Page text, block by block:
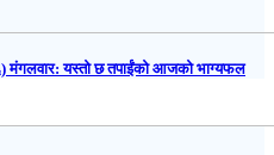
यस्तो छ तपाईंको आजको भाग्यफल